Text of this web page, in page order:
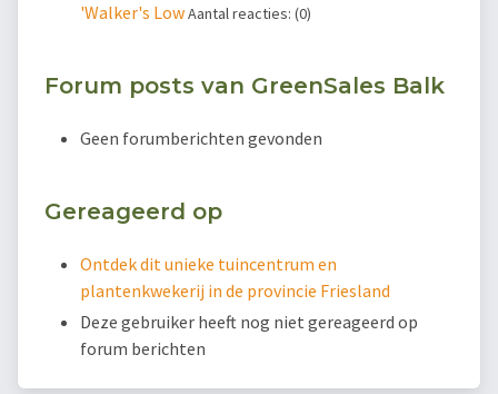
'Walker's LowAantal reacties: (0)
Forum posts van GreenSales Balk
Geen forumberichten gevonden
Gereageerd op
Ontdek dit unieke tuincentrum en
plantenkwekerij in de provincie Friesland
Deze gebruiker heeft nog niet gereageerd op
forum berichten